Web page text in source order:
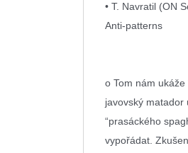
• T. Navratil (ON
Anti-patterns
o Tom nám ukáže
javovský matador
“prasáckého
vypořádat.